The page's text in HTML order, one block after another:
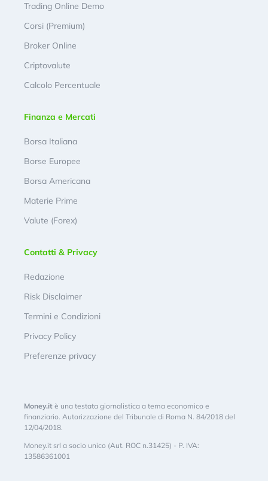
Trading Online Demo
Corsi (Premium)
Broker Online
Criptovalute
Calcolo Percentuale
Finanza e Mercati
Borsa Italiana
Borse Europee
Borsa Americana
Materie Prime
Valute (Forex)
Contatti & Privacy
Redazione
Risk Disclaimer
Termini e Condizioni
Privacy Policy
Preferenze privacy
Money.it è una testata giornalistica a tema economico e
finanziario. Autorizzazione del Tribunale di Roma N. 84/2018 del
12/04/2018.
Money.it srl a socio unico (Aut. ROC n.31425) - P. IVA:
13586361001